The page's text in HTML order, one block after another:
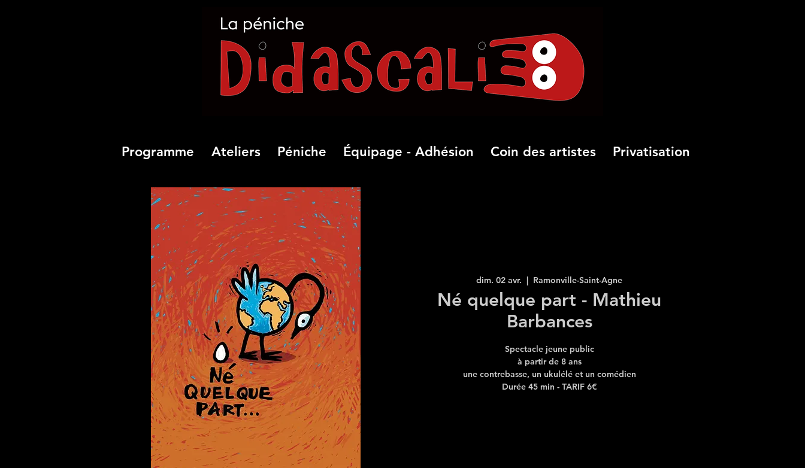
Programme Ateliers Péniche Équipage - Adhésion Coin des artistes Privatisation
dim. 02 avr.
  |
Ramonville-Saint-Agne
Né quelque part - Mathieu
Barbances
Spectacle jeune public
à partir de 8 ans
une contrebasse, un ukulélé et un comédien
Durée 45 min - TARIF 6€